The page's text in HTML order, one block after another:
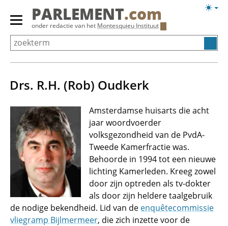
Overslaan
Primair
menu
tonen/verbergen
PARLEMENT.com
onder redactie van het Montesquieu Instituut
Drs. R.H. (Rob) Oudkerk
Amsterdamse huisarts die acht
jaar woordvoerder
volksgezondheid van de PvdA-
Tweede Kamerfractie was.
Behoorde in 1994 tot een nieuwe
lichting Kamerleden. Kreeg zowel
door zijn optreden als tv-dokter
als door zijn heldere taalgebruik
de nodige bekendheid. Lid van de enquêtecommissie
vliegramp Bijlmermeer, die zich inzette voor de